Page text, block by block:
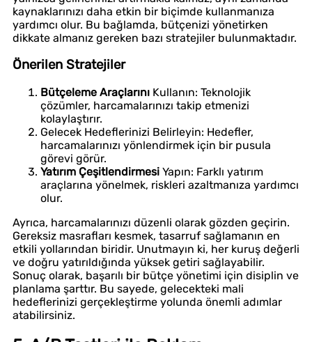
kaynaklarınızı daha etkin bir biçimde kullanmanıza
yardımcı olur. Bu bağlamda, bütçenizi yönetirken
dikkate almanız gereken bazı stratejiler bulunmaktadır.
Önerilen Stratejiler
Bütçeleme Araçlarını Kullanın: Teknolojik
çözümler, harcamalarınızı takip etmenizi
kolaylaştırır.
Gelecek Hedeflerinizi Belirleyin: Hedefler,
harcamalarınızı yönlendirmek için bir pusula
görevi görür.
Yatırım Çeşitlendirmesi Yapın: Farklı yatırım
araçlarına yönelmek, riskleri azaltmanıza yardımcı
olur.
Ayrıca, harcamalarınızı düzenli olarak gözden geçirin.
Gereksiz masrafları kesmek, tasarruf sağlamanın en
etkili yollarından biridir. Unutmayın ki, her kuruş değerli
ve doğru yatırıldığında yüksek getiri sağlayabilir.
Sonuç olarak, başarılı bir bütçe yönetimi için disiplin ve
planlama şarttır. Bu sayede, gelecekteki mali
hedeflerinizi gerçekleştirme yolunda önemli adımlar
atabilirsiniz.